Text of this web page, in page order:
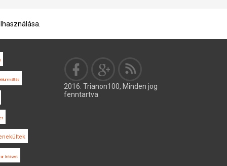
Intézet
2016. Trianon100, Minden jog
fenntartva